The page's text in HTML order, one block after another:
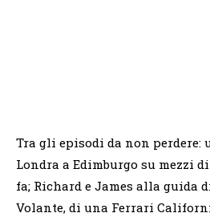
Tra gli episodi da non perdere:
Londra a Edimburgo su mezzi
fa; Richard e James alla guida
Volante, di una Ferrari